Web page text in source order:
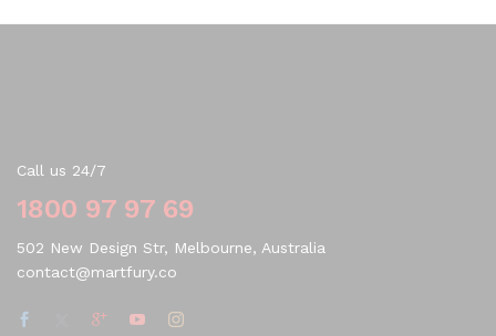
Call us 24/7
1800 97 97 69
502 New Design Str, Melbourne, Australia
contact@martfury.co